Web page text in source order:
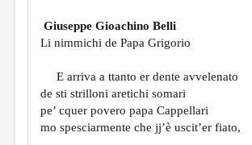
Giuseppe Gioachino Belli
Li nimmichi de Papa Grigorio
E arriva a ttanto er dente avvelenato
de sti strilloni aretichi somari
pe’ cquer povero papa Cappellari
mo spesciarmente che jj’è uscit’er fiato,